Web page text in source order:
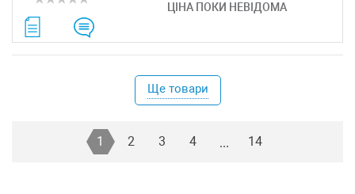
ЦІНА ПОКИ НЕВІДОМА
Ще товари
1 2 3 4 ... 14